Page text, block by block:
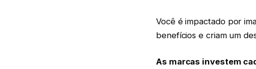
Você é impactado por
benefícios e criam um
As marcas investem